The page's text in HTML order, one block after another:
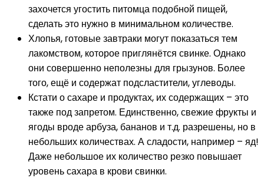
захочется угостить питомца подобной пищей,
сделать это нужно в минимальном количестве.
Хлопья, готовые завтраки могут показаться тем
лакомством, которое приглянётся свинке. Однако
они совершенно неполезны для грызунов. Более
того, ещё и содержат подсластители, углеводы.
Кстати о сахаре и продуктах, их содержащих – это
также под запретом. Единственно, свежие фрукты и
ягоды вроде арбуза, бананов и т.д. разрешены, но в
небольших количествах. А сладости, например – яд!
Даже небольшое их количество резко повышает
уровень сахара в крови свинки.